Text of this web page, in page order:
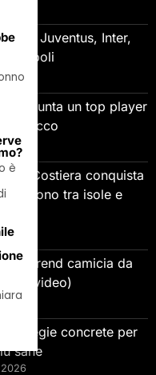
Juventus, Inter,
e Napoli
spunta un top player
l’attacco
la Costiera conquista
dividono tra isole e
il trend camicia da
(video)
strategie concrete per
sane
è